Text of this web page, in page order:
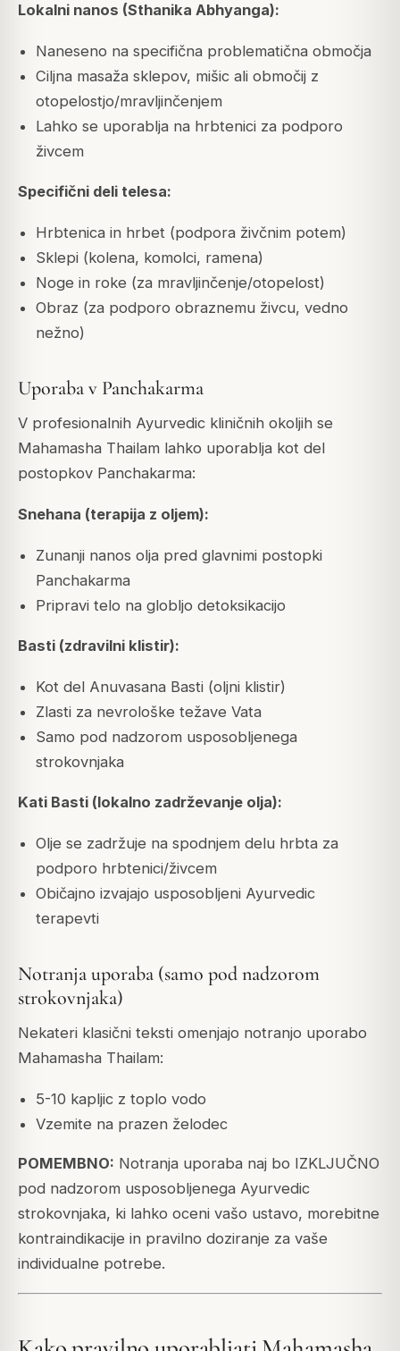
Lokalni nanos (Sthanika Abhyanga):
Naneseno na specifična problematična območja
Ciljna masaža sklepov, mišic ali območij z
otopelostjo/mravljinčenjem
Lahko se uporablja na hrbtenici za podporo
živcem
Specifični deli telesa:
Hrbtenica in hrbet (podpora živčnim potem)
Sklepi (kolena, komolci, ramena)
Noge in roke (za mravljinčenje/otopelost)
Obraz (za podporo obraznemu živcu, vedno
nežno)
Uporaba v Panchakarma
V profesionalnih Ayurvedic kliničnih okoljih se
Mahamasha Thailam lahko uporablja kot del
postopkov Panchakarma:
Snehana (terapija z oljem):
Zunanji nanos olja pred glavnimi postopki
Panchakarma
Pripravi telo na globljo detoksikacijo
Basti (zdravilni klistir):
Kot del Anuvasana Basti (oljni klistir)
Zlasti za nevrološke težave Vata
Samo pod nadzorom usposobljenega
strokovnjaka
Kati Basti (lokalno zadrževanje olja):
Olje se zadržuje na spodnjem delu hrbta za
podporo hrbtenici/živcem
Običajno izvajajo usposobljeni Ayurvedic
terapevti
Notranja uporaba (samo pod nadzorom
strokovnjaka)
Nekateri klasični teksti omenjajo notranjo uporabo
Mahamasha Thailam:
5-10 kapljic z toplo vodo
Vzemite na prazen želodec
POMEMBNO: Notranja uporaba naj bo IZKLJUČNO
pod nadzorom usposobljenega Ayurvedic
strokovnjaka, ki lahko oceni vašo ustavo, morebitne
kontraindikacije in pravilno doziranje za vaše
individualne potrebe.